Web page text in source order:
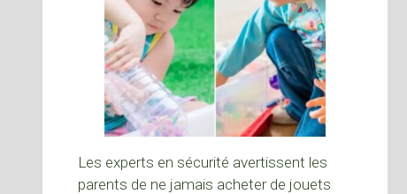
Les experts en sécurité avertissent les
parents de ne jamais acheter de jouets